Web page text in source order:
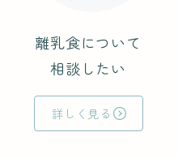
離乳食について
相談したい
詳しく見る